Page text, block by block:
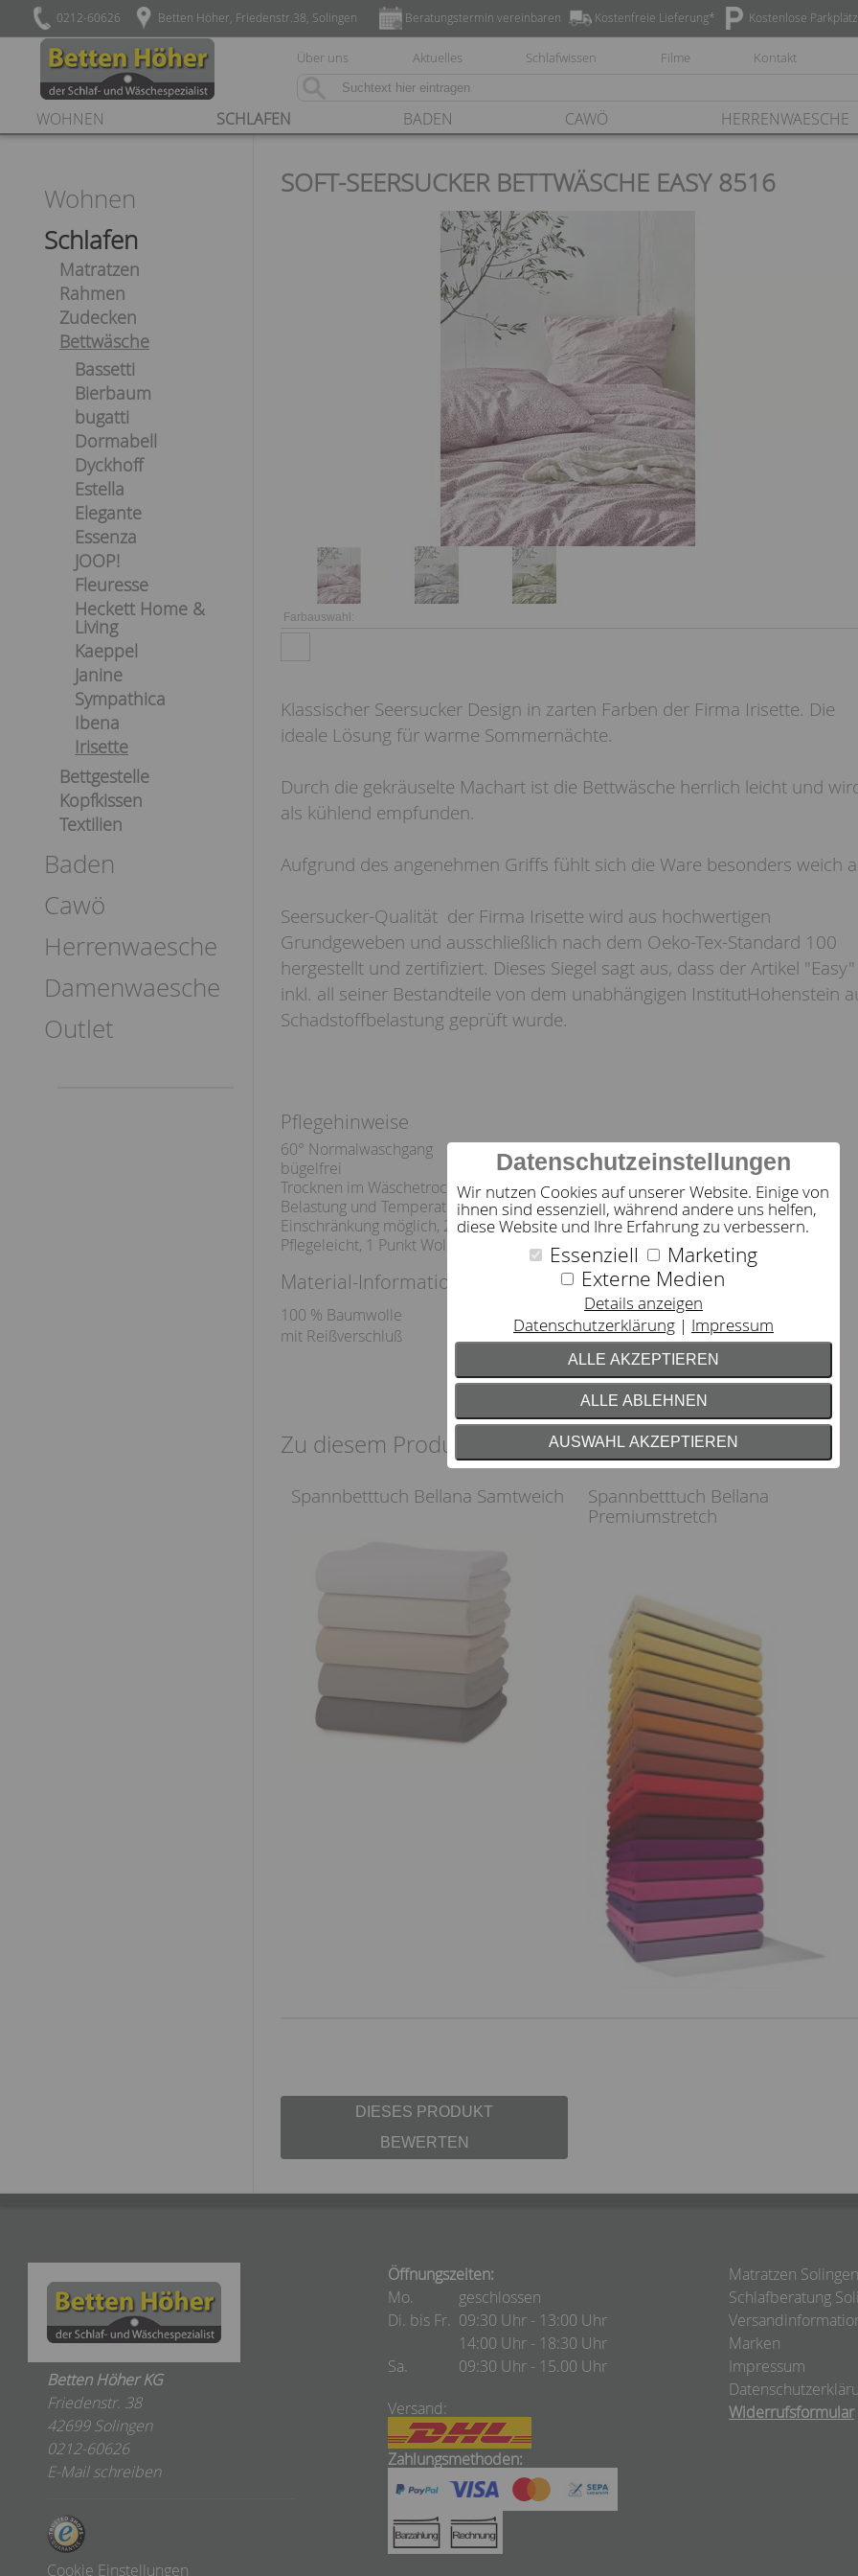
Datenschutzeinstellungen
Wir nutzen Cookies auf unserer Website. Einige von
ihnen sind essenziell, während andere uns helfen,
diese Website und Ihre Erfahrung zu verbessern.
Essenziell
Marketing
Externe Medien
Details anzeigen
Datenschutzerklärung
Impressum
ALLE AKZEPTIEREN
ALLE ABLEHNEN
AUSWAHL AKZEPTIEREN
0212-60626 Betten Höher, Friedenstr.38, Solingen Kostenlose
Kostenfreie Lieferung*
Beratungstermin vereinbaren
Über uns Aktuelles Schlafwissen Filme Kontakt
WOHNEN SCHLAFEN BADEN CAWÖ HERRENWAESCHE
Wohnen
Schlafen
Matratzen
Rahmen
Zudecken
Bettwäsche
Bassetti
Bierbaum
bugatti
Dormabell
Dyckhoff
Estella
Elegante
Essenza
JOOP!
Fleuresse
Heckett Home &
Living
Kaeppel
Janine
Sympathica
Ibena
Irisette
Bettgestelle
Kopfkissen
Textilien
Baden
Cawö
Herrenwaesche
Damenwaesche
Outlet
SOFT-SEERSUCKER BETTWÄSCHE EASY 8516
Farbauswahl:
Klassischer Seersucker Design in zarten Farben der Firma Irisette. Die
ideale Lösung für warme Sommernächte.
Durch die gekräuselte Machart ist die Bettwäsche herrlich leicht und
als kühlend empfunden.
Aufgrund des angenehmen Griffs fühlt sich die Ware besonders weich
Seersucker-Qualität der Firma Irisette wird aus hochwertigen
Grundgeweben und ausschließlich nach dem Oeko-Tex-Standard 100
hergestellt und zertifiziert. Dieses Siegel sagt aus, dass der Artikel "Easy"
inkl. all seiner Bestandteile von dem unabhängigen InstitutHohenstein
Schadstoffbelastung geprüft wurde.
Pflegehinweise
60° Normalwaschgang
bügelfrei
Trocknen im Wäschetrockner bei normaler
Belastung und Temperatur (80 °C) ohne
Einschränkung möglich, 2 Punkte
Pflegeleicht, 1 Punkt Wolle/ Seide/ Synthetik
Material-Information:
100 % Baumwolle
mit Reißverschluß
Zu diesem Produkt empfehlen wir
Spannbetttuch Bellana Samtweich
Spannbetttuch Bellana
Premiumstretch
DIESES PRODUKT
BEWERTEN
Betten Höher KG
Friedenstr. 38
42699 Solingen
0212-60626
E-Mail schreiben
Cookie Einstellungen
Öffnungszeiten:
Mo.
geschlossen
Di. bis Fr. 09:30 Uhr - 13:00 Uhr
14:00 Uhr - 18:30 Uhr
Sa.
09:30 Uhr - 15.00 Uhr
Versand:
Zahlungsmethoden:
Matratzen Solingen
Schlafberatung
Marken
Impressum
Widerrufsformular